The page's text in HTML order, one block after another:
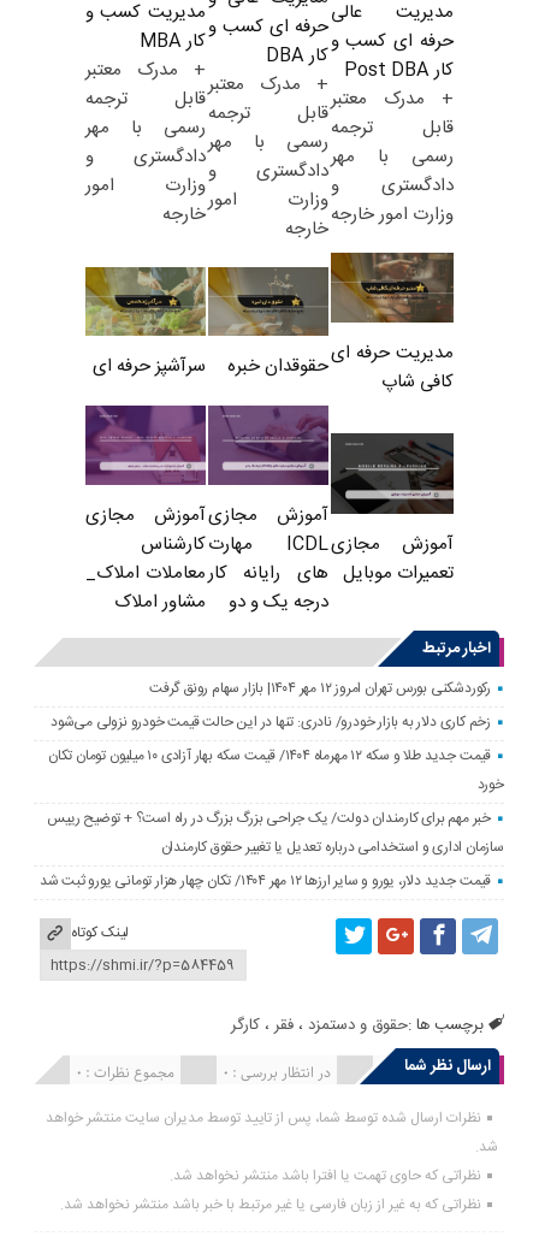
مدیریت عالی
حرفه ای کسب و
کار Post DBA
+ مدرک معتبر
قابل ترجمه
رسمی با مهر
دادگستری و
وزارت امور خارجه
حرفه ای کسب و
کار DBA
+ مدرک معتبر
قابل ترجمه
رسمی با مهر
دادگستری و
وزارت امور
خارجه
مدیریت کسب و
کار MBA
+ مدرک معتبر
قابل ترجمه
رسمی با مهر
دادگستری و
وزارت امور
خارجه
مدیریت حرفه ای
کافی شاپ
حقوقدان خبره سرآشپز حرفه ای
آموزش مجازی
تعمیرات موبایل
آموزش مجازی
ICDL مهارت
های رایانه کار
درجه یک و دو
آموزش مجازی
کارشناس
معاملات املاک_
مشاور املاک
اخبار مرتبط
رکوردشکنی بورس تهران امروز ۱۲ مهر ۱۴۰۴| بازار سهام رونق گرفت
زخم کاری دلار به بازار خودرو/ نادری: تنها در این حالت قیمت خودرو نزولی می‌شود
قیمت جدید طلا و سکه ۱۲ مهرماه ۱۴۰۴/ قیمت سکه بهار آزادی ۱۰ میلیون تومان تکان
خورد
خبر مهم برای کارمندان دولت/ یک جراحی بزرگ بزرگ در راه است؟ + توضیح رییس
سازمان اداری و استخدامی درباره تعدیل یا تغییر حقوق کارمندان
قیمت جدید دلار، یورو و سایر ارزها ۱۲ مهر ۱۴۰۴/ تکان چهار هزار تومانی یورو ثبت شد
لینک کوتاه
برچسب ها :حقوق و دستمزد ،فقر ،کارگر
ارسال نظر شما
مجموع نظرات : 0 در انتظار بررسی : 0 انتشار یافته : 0
نظرات ارسال شده توسط شما، پس از تایید توسط مدیران سایت منتشر خواهد
شد.
نظراتی که حاوی تهمت یا افترا باشد منتشر نخواهد شد.
نظراتی که به غیر از زبان فارسی یا غیر مرتبط با خبر باشد منتشر نخواهد شد.